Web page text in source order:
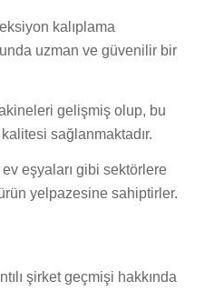
kalıplama
uzman ve güvenilir bir
gelişmiş olup, bu
sağlanmaktadır.
eşyaları gibi sektörlere
yelpazesine sahiptirler.
şirket geçmişi hakkında